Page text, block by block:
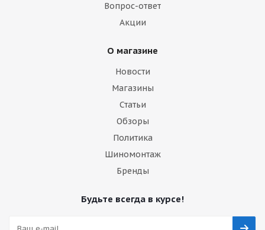
Вопрос-ответ
Акции
О магазине
Новости
Магазины
Статьи
Обзоры
Политика
Шиномонтаж
Бренды
Будьте всегда в курсе!